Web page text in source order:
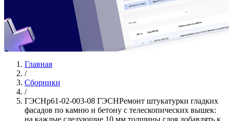
Главная
/
Сборники
/
ГЭСНр61-02-003-08 ГЭСНРемонт штукатурки гладких
фасадов по камню и бетону с телескопических вышек:
на каждые следующие 10 мм толщины слоя добавлять к